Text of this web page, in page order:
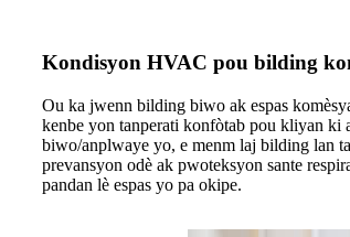
Kondisyon HVAC pou bilding
Ou ka jwenn bilding biwo ak espas
kenbe yon tanperati konfòtab pou kliyan ki
biwo/anplwaye yo, e menm laj bilding lan
prevansyon odè ak pwoteksyon sante
pandan lè espas yo pa okipe.